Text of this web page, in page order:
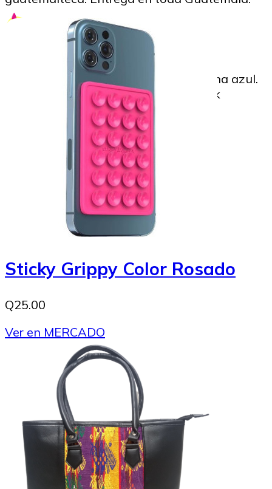
SoyMigrante.com REVISTA
Image to Credit : Clorofonia de corona azul.
Fotografía Ottoniel Cojulún, Facebook
Ottoniel Supertramp
Sticky Grippy Color Rosado
Q25.00
Ver en MERCADO